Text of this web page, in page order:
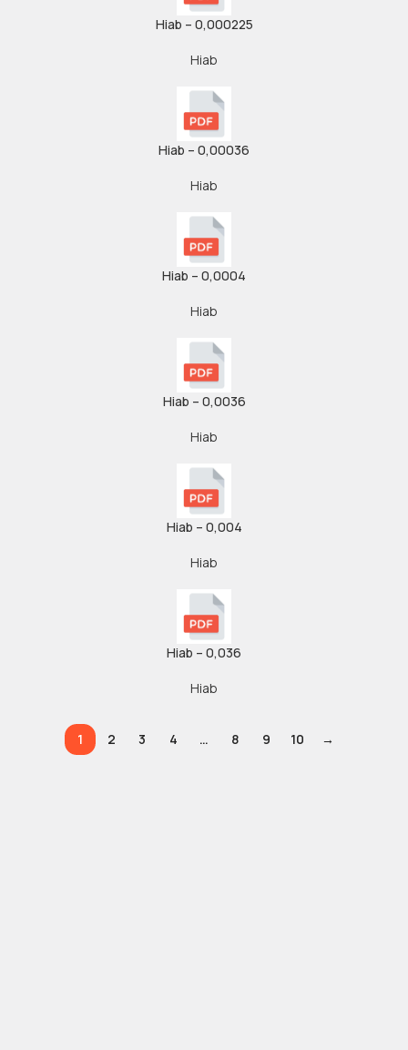
Hiab – 0,000225
Hiab
Hiab – 0,00036
Hiab
Hiab – 0,0004
Hiab
Hiab – 0,0036
Hiab
Hiab – 0,004
Hiab
Hiab – 0,036
Hiab
1 2 3 4 … 8 9 10 →